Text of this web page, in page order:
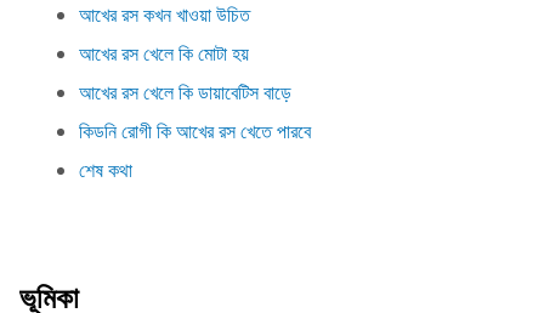
আখের রস কখন খাওয়া উচিত
আখের রস খেলে কি মোটা হয়
আখের রস খেলে কি ডায়াবেটিস বাড়ে
কিডনি রোগী কি আখের রস খেতে পারবে
শেষ কথা
ভূমিকা